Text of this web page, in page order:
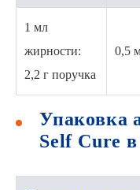
1 мл
жирности:
2,2 г поручка
0,5
Упаковка
Self Cure